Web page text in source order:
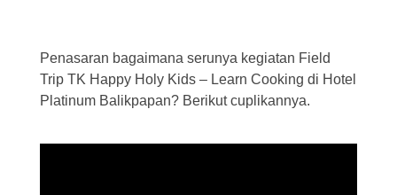
Penasaran bagaimana serunya kegiatan Field
Trip TK Happy Holy Kids – Learn Cooking di Hotel
Platinum Balikpapan? Berikut cuplikannya.